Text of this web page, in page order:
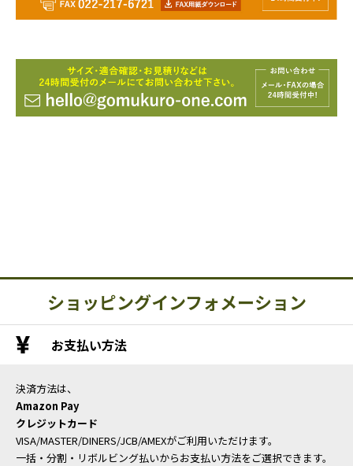
ショッピングインフォメーション
お支払い方法
決済方法は、
Amazon Pay
クレジットカード
VISA/MASTER/DINERS/JCB/AMEXがご利用いただけます。
一括・分割・リボルビング払いからお支払い方法をご選択できます。